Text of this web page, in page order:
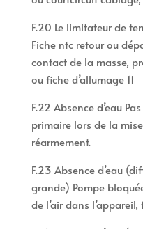
F.20 Le limitateur de
Fiche ntc retour ou
contact de la masse,
ou fiche d’allumage 11
F.22 Absence d’eau
primaire lors de la
réarmement.
F.23 Absence d’eau
grande) Pompe
de l’air dans